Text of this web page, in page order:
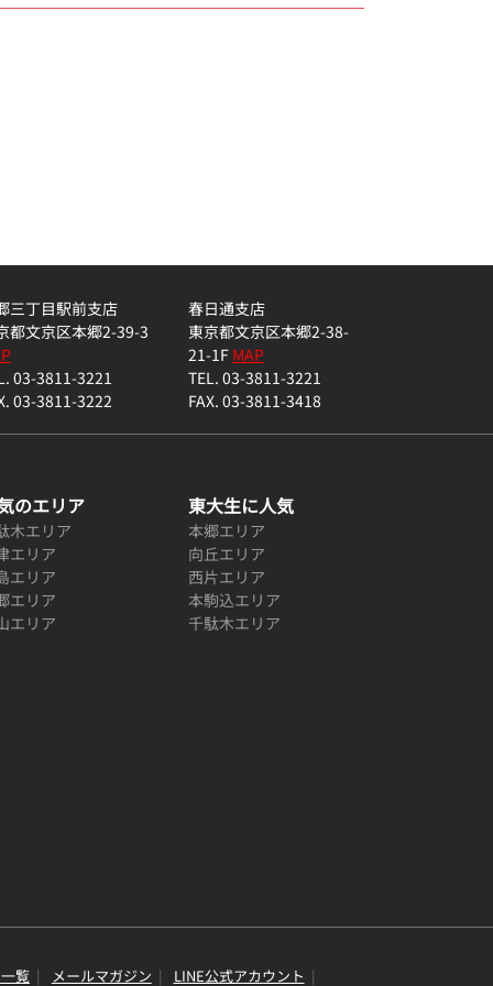
三丁目駅前支店
都文京区本郷2-39-3
03-3811-3221
03-3811-3222
春日通支店
東京都文京区本郷2-38-
21-1FMAP
TEL. 03-3811-3221
FAX. 03-3811-3418
のエリア
木エリア
エリア
エリア
エリア
エリア
東大生に人気
本郷エリア
向丘エリア
西片エリア
本駒込エリア
千駄木エリア
覧 メールマガジン LINE公式アカウント